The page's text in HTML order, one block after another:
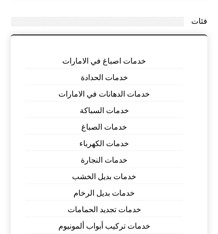
فئات
خدمات اصباغ في الامارات
خدمات الحدادة
خدمات الدهانات في الامارات
خدمات السباكة
خدمات الصباغ
خدمات الكهرباء
خدمات النجارة
خدمات بديل الخشب
خدمات بديل الرخام
خدمات تجديد الحمامات
خدمات تركيب أبواب ألمونيوم